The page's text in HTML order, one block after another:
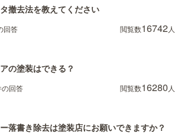
撤去法を教えてください
回答 閲覧数16742人
の塗装はできる？
の回答 閲覧数16280 人
落書き除去は塗装店にお願いできますか？